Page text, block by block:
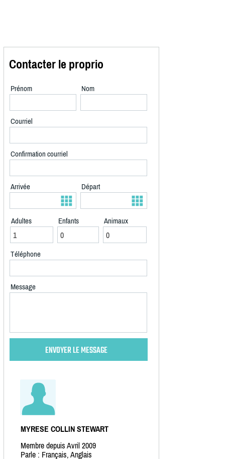
Contacter le proprio
Prénom Nom
Courriel
Confirmation courriel
Arrivée Départ
Adultes Enfants Animaux
Téléphone
Message
MYRESE COLLIN STEWART
Membre depuis Avril 2009
Parle : Français, Anglais